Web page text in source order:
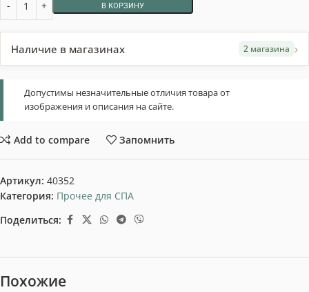
В КОРЗИНУ
Наличие в магазинах 2 магазина ›
Допустимы незначительные отличия товара от
изображения и описания на сайте.
Add to compare Запомнить
Артикул: 40352
Категория: Прочее для СПА
Поделиться:
Похожие